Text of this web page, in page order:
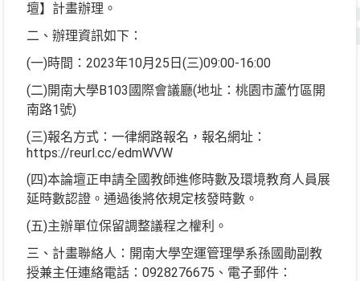
壇】計畫辦理。
二、辦理資訊如下：
(一)時間：2023年10月25日(三)09:00-16:00
(二)開南大學B103國際會議廳(地址：桃園市蘆竹區開
南路1號)
(三)報名方式：一律網路報名，報名網址：
https://reurl.cc/edmWVW
(四)本論壇正申請全國教師進修時數及環境教育人員展
延時數認證。通過後將依規定核發時數。
(五)主辦單位保留調整議程之權利。
三、計畫聯絡人：開南大學空運管理學系孫國勛副教
授兼主任連絡電話：0928276675、電子郵件：